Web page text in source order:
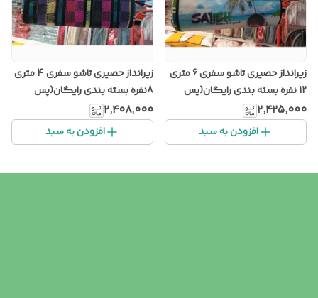
زیرانداز حصیری تاشو سفری 6 متری
12 نفره بسته بندی رایگان(پس
کرایه)
۲٬۴۲۵٬۰۰۰
افزودن به سبد
زیرانداز حصیری تاشو سفری 4 متری
8نفره بسته بندی رایگان(پس
کرایه)
۲٬۴۰۸٬۰۰۰
افزودن به سبد